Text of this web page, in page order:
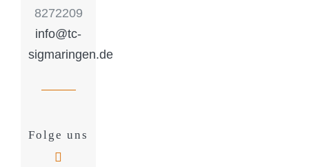
8272209
info@tc-
sigmaringen.de
Folge uns